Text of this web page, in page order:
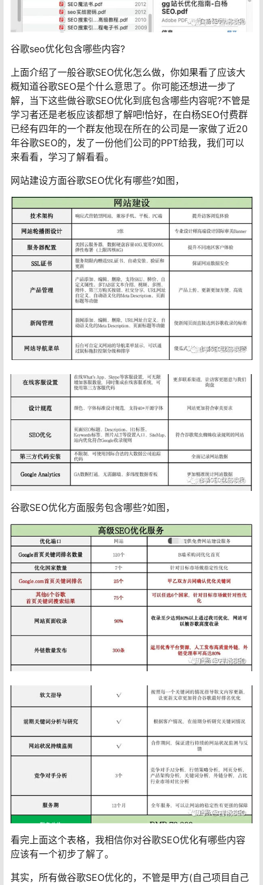
谷歌seo优化包含哪些内容?
上面介绍了一般谷歌SEO优化怎么做，你如果看了应该大
概知道谷歌SEO是个什么意思了。你可能还想进一步了
解，当下这些做谷歌SEO优化到底包含哪些内容呢?不管是
学习者还是老板应该都想了解吧!恰好，在白杨SEO付费群
已经有四年的一个群友他现在所在的公司是一家做了近20
年谷歌SEO的，发了一份他们公司的PPT给我，我们可以
来看看，学习了解看看。
网站建设方面谷歌SEO优化有哪些?如图，
谷歌SEO优化方面服务包含哪些?如图，
看完上面这个表格，我相信你对谷歌SEO优化有哪些内容
应该有一个初步了解了。
其实，所有做谷歌SEO优化的，不管是甲方(自己项目自己